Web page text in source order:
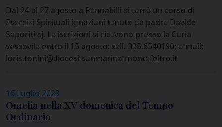
Dal 24 al 27 agosto a Pennabilli si terrà un corso di
Esercizi Spirituali ignaziani tenuto da padre Davide
Saporiti sj. Le iscrizioni si ricevono presso la Curia
vescovile entro il 15 agosto: cell. 335.6540190; e-mail:
loris.tonini@diocesi-sanmarino-montefeltro.it
16 Luglio 2023
Omelia nella XV domenica del Tempo
Ordinario